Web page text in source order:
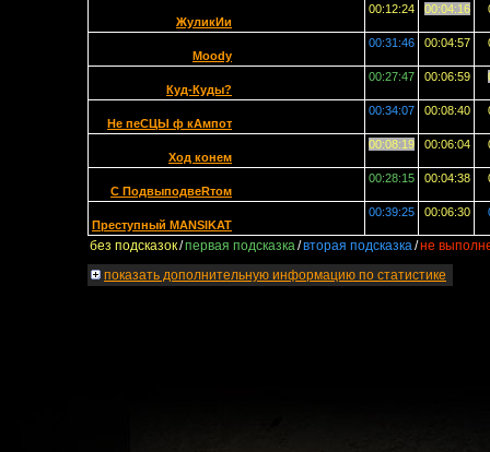
ЖуликИи
00:12:24 00:04:16
Moody
00:31:46 00:04:57
Куд-Куды?
00:27:47 00:06:59
Не пеСЦЫ ф кАмпот
00:34:07 00:08:40
Ход конем
00:08:19 00:06:04
С ПодвыподвеRтом
00:28:15 00:04:38
Преступный MANSIKAT
00:39:25 00:06:30
без подсказок/первая подсказка/вторая подсказка/не
показать дополнительную информацию по статистике